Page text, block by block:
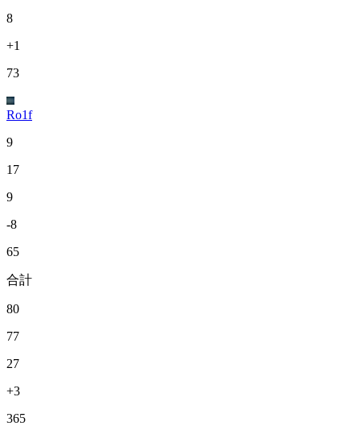
8
+1
73
Ro1f
9
17
9
-8
65
合計
80
77
27
+3
365